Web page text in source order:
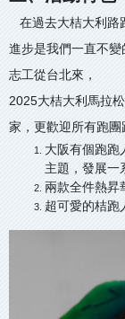
在過去大桔大利路
進步是我們一直不
志工從台北來，
2025大桔大利馬拉
家，更歡迎所有跑
大阪有個跑跑
主題，發展一
兩款全件熱昇
超可愛的桔跑